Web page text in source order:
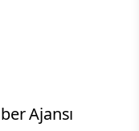
Ajansı